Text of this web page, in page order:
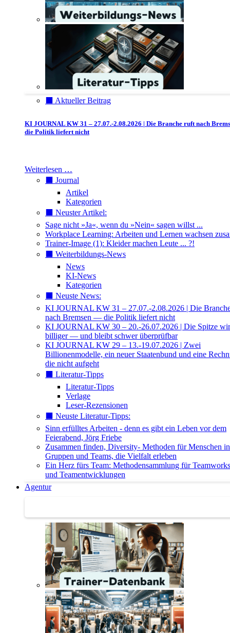
⬛️ Aktueller Beitrag
KI JOURNAL KW 31 – 27.07.-2.08.2026 | Die Branche ruft nach
die Politik liefert nicht
Weiterlesen …
⬛️ Journal
Artikel
Kategorien
⬛️ Neuster Artikel:
Sage nicht »Ja«, wenn du »Nein« sagen willst ...
Workplace Learning: Arbeiten und Lernen wachsen
Trainer-Image (1): Kleider machen Leute ... ?!
⬛️ Weiterbildungs-News
News
KI-News
Kategorien
⬛️ Neuste News:
KI JOURNAL KW 31 – 27.07.-2.08.2026 | Die
nach Bremsen — die Politik liefert nicht
KI JOURNAL KW 30 – 20.-26.07.2026 | Die Spitze
billiger — und bleibt schwer überprüfbar
KI JOURNAL KW 29 – 13.-19.07.2026 | Zwei
Billionenmodelle, ein neuer Staatenbund und eine
die nicht aufgeht
⬛️ Literatur-Tipps
Literatur-Tipps
Verlage
Leser-Rezensionen
⬛️ Neuste Literatur-Tipps:
Sinn erfülltes Arbeiten - denn es gibt ein Leben vor dem
Feierabend, Jörg Friebe
Zusammen finden, Diversity- Methoden für Menschen in
Gruppen und Teams, die Vielfalt erleben
Ein Herz fürs Team: Methodensammlung für
und Teamentwicklungen
Agentur